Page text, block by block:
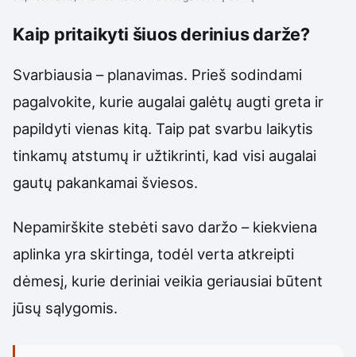
Kaip pritaikyti šiuos derinius darže?
Svarbiausia – planavimas. Prieš sodindami
pagalvokite, kurie augalai galėtų augti greta ir
papildyti vienas kitą. Taip pat svarbu laikytis
tinkamų atstumų ir užtikrinti, kad visi augalai
gautų pakankamai šviesos.
Nepamirškite stebėti savo daržo – kiekviena
aplinka yra skirtinga, todėl verta atkreipti
dėmesį, kurie deriniai veikia geriausiai būtent
jūsų sąlygomis.